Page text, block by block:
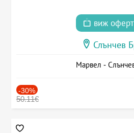
виж
Слънчев
Марвел -
-30%
50.11€